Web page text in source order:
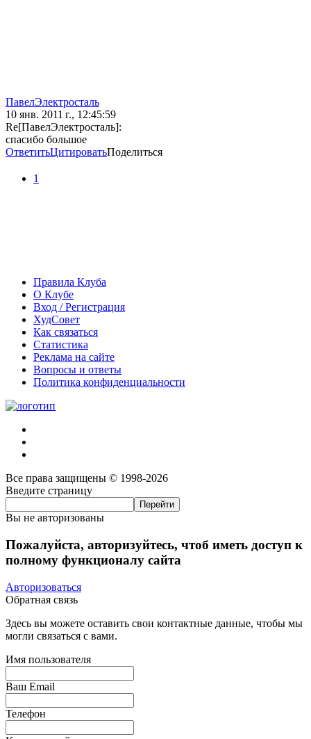
ПавелЭлектросталь
10 янв. 2011 г., 12:45:59
Re[ПавелЭлектросталь]:
спасибо большое
ОтветитьЦитироватьПоделиться
1
Правила Клуба
О Клубе
Вход / Регистрация
ХудСовет
Как связаться
Статистика
Реклама на сайте
Вопросы и ответы
Политика конфиденциальности
Все права защищены © 1998-2026
Введите страницу
Вы не авторизованы
Пожалуйста, авторизуйтесь, чтоб иметь доступ к
полному функционалу сайта
Авторизоваться
Обратная связь
Здесь вы можете оставить свои контактные данные, чтобы мы
могли связаться с вами.
Имя пользователя
Ваш Email
Телефон